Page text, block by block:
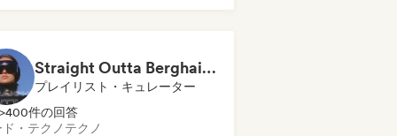
Straight Outta Berghain 🏴 Hard Techno, Acid Techno & Rave
プレイリスト・キュレーター
>400件の回答
・テクノ テクノ